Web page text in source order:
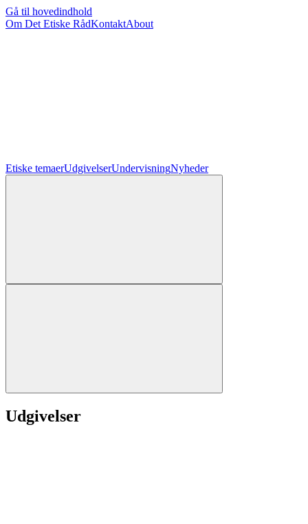
Gå til hovedindhold
Om Det Etiske RådKontaktAbout
Etiske temaerUdgivelserUndervisningNyheder
Udgivelser